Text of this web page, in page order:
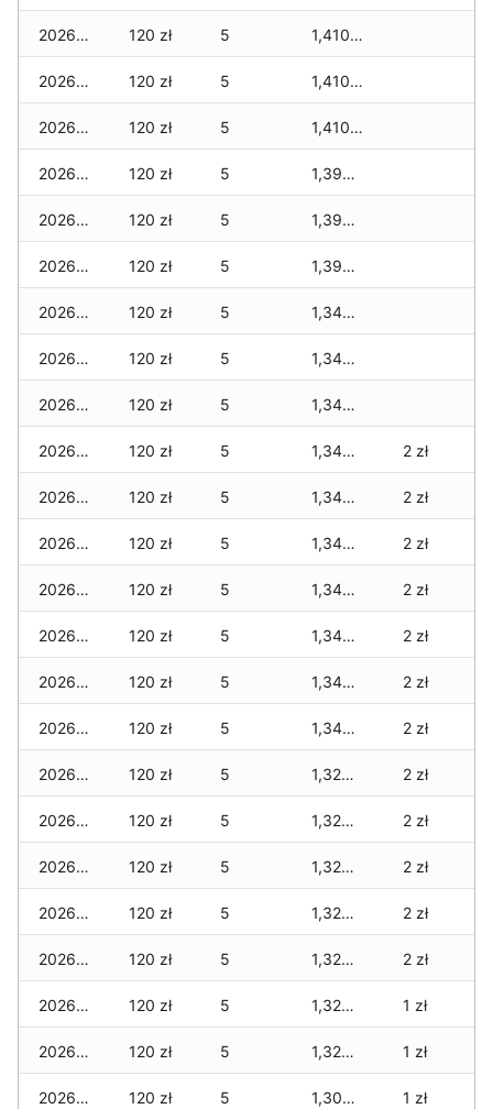
2026-04-18 120 zł 5 1,410 zł
2026-04-17 120 zł 5 1,410 zł
2026-04-16 120 zł 5 1,410 zł
2026-04-15 120 zł 5 1,390 zł
2026-04-14 120 zł 5 1,390 zł
2026-04-13 120 zł 5 1,390 zł
2026-04-12 120 zł 5 1,340 zł
2026-04-11 120 zł 5 1,340 zł
2026-04-10 120 zł 5 1,340 zł
2026-04-09 120 zł 5 1,340 zł 2 zł
2026-04-08 120 zł 5 1,340 zł 2 zł
2026-04-07 120 zł 5 1,340 zł 2 zł
2026-04-06 120 zł 5 1,340 zł 2 zł
2026-04-05 120 zł 5 1,340 zł 2 zł
2026-04-04 120 zł 5 1,340 zł 2 zł
2026-04-03 120 zł 5 1,340 zł 2 zł
2026-04-02 120 zł 5 1,320 zł 2 zł
2026-04-01 120 zł 5 1,320 zł 2 zł
2026-03-31 120 zł 5 1,320 zł 2 zł
2026-03-30 120 zł 5 1,320 zł 2 zł
2026-03-29 120 zł 5 1,320 zł 2 zł
2026-03-28 120 zł 5 1,320 zł 1 zł
2026-03-27 120 zł 5 1,320 zł 1 zł
2026-03-26 120 zł 5 1,300 zł 1 zł